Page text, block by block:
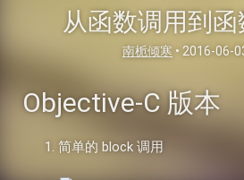
从函数调用到
南栀倾寒 • 2016-06-
Objective-C 版本
简单的 block 调用